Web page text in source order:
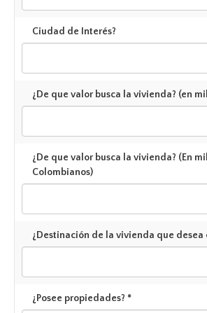
Ciudad de Interés?
¿De que valor busca la vivienda? (en
¿De que valor busca la vivienda? (En
Colombianos)
¿Destinación de la vivienda que desea
¿Posee propiedades? *